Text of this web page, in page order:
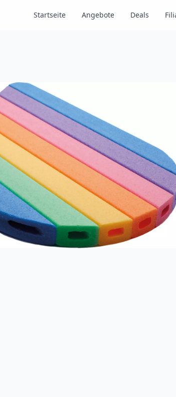
Startseite Angebote Deals